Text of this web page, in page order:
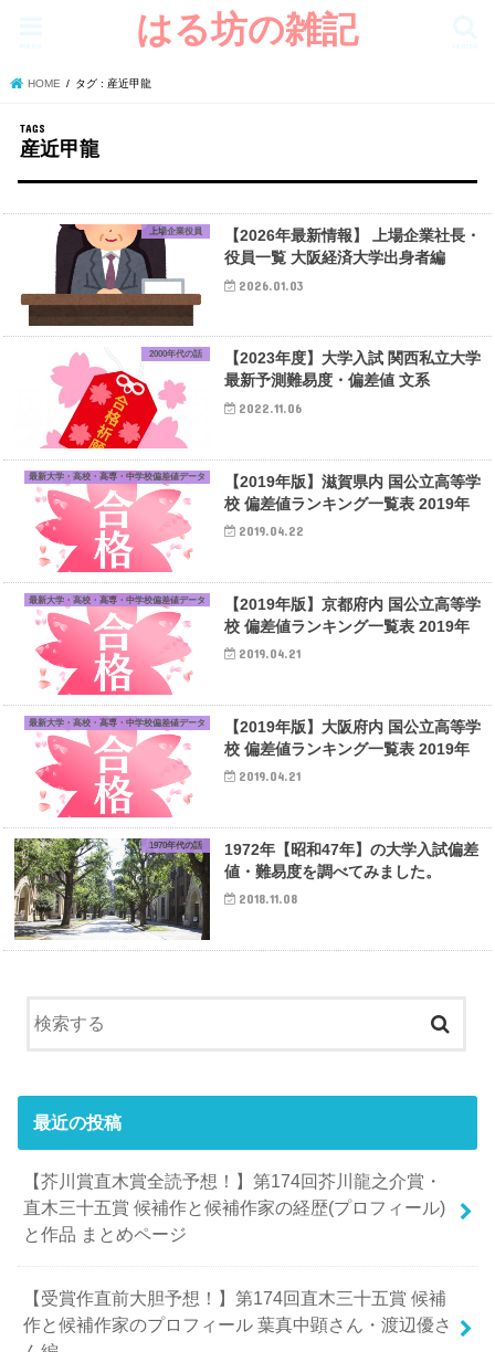
はる坊の雑記
HOME タグ : 産近甲龍
産近甲龍
上場企業役員
【2026年最新情報】 上場企業社長・
役員一覧 大阪経済大学出身者編
2026.01.03
2000年代の話
【2023年度】大学入試 関西私立大学
最新予測難易度・偏差値 文系
2022.11.06
最新大学・高校・高専・中学校偏差値データ
【2019年版】滋賀県内 国公立高等学
校 偏差値ランキング一覧表 2019年
2019.04.22
最新大学・高校・高専・中学校偏差値データ
【2019年版】京都府内 国公立高等学
校 偏差値ランキング一覧表 2019年
2019.04.21
最新大学・高校・高専・中学校偏差値データ
【2019年版】大阪府内 国公立高等学
校 偏差値ランキング一覧表 2019年
2019.04.21
1970年代の話
1972年【昭和47年】の大学入試偏差
値・難易度を調べてみました。
2018.11.08
最近の投稿
【芥川賞直木賞全読予想！】第174回芥川龍之介賞・
直木三十五賞 候補作と候補作家の経歴(プロフィール)
と作品 まとめページ
【受賞作直前大胆予想！】第174回直木三十五賞 候補
作と候補作家のプロフィール 葉真中顕さん・渡辺優さ